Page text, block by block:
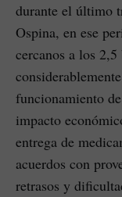
durante el último
Ospina, en ese
cercanos a los
funcionamiento
impacto
entrega de
acuerdos con
retrasos y